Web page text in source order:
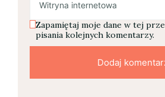
Zapamiętaj moje dane w tej
pisania kolejnych komentarzy.